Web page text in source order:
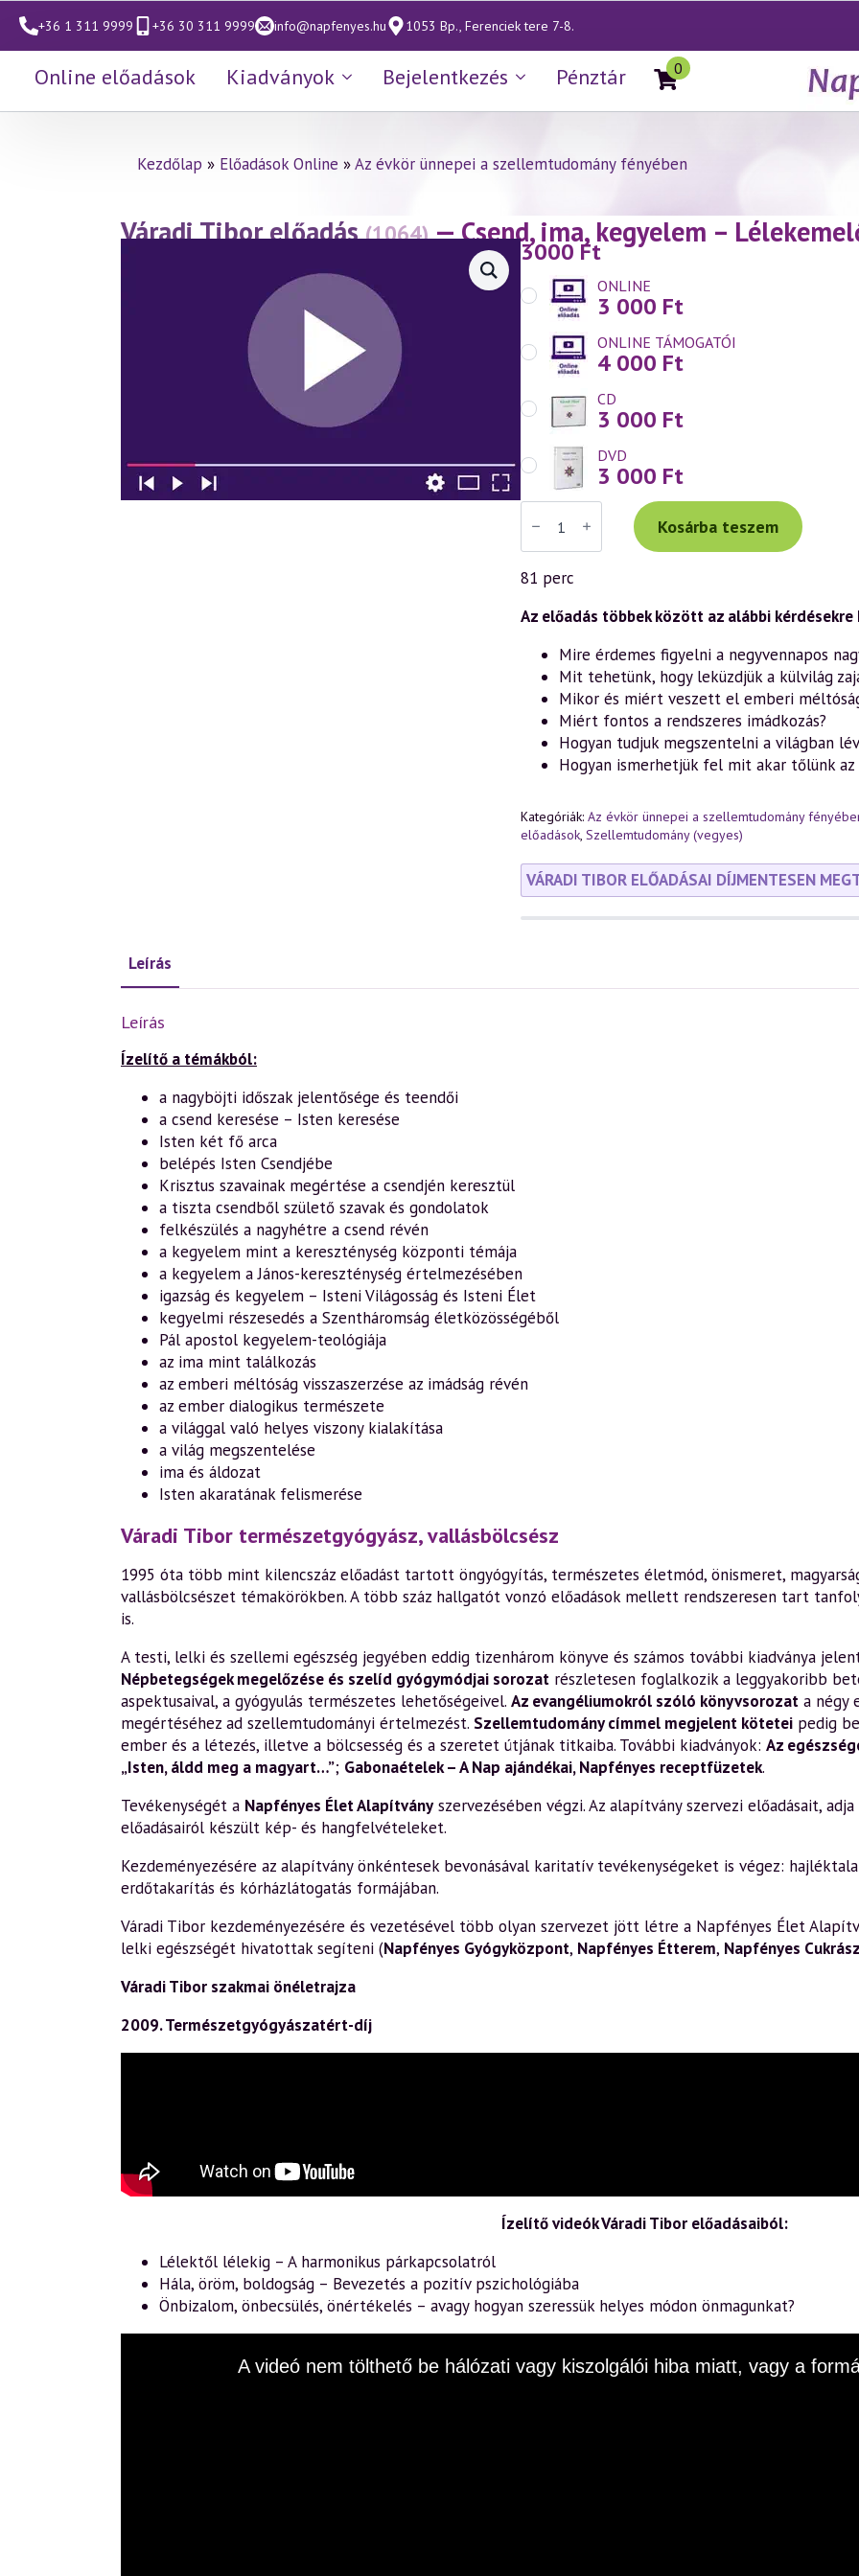
+36 1 311 9999 +36 30 311 9999 info@napfenyes.hu 1053 Bp., Ferenciek tere 7-8.
Online előadások Kiadványok Bejelentkezés Pénztár 0
Kezdőlap » Előadások Online »Az évkör ünnepei a szellemtudomány fényében
Váradi Tibor előadás (1064) — Csend, ima, kegyelem –
3000Ft
ONLINE
3 000 Ft
ONLINE TÁMOGATÓI
4 000 Ft
CD
3 000 Ft
DVD
3 000 Ft
Váradi
Tibor
előadás
(1064)
—
Csend,
kegyelem
Lélekemelő
gondolatok
(2026.03.06.)
mennyiség
Kosárba teszem
81 perc
Az előadás többek között az alábbi
Mire érdemes figyelni a negyvennapos
Mit tehetünk, hogy leküzdjük a külvilág
Mikor és miért veszett el emberi
Miért fontos a rendszeres imádkozás?
Hogyan tudjuk megszentelni a világban
Hogyan ismerhetjük fel mit akar tőlünk az
Kategóriák: Az évkör ünnepei a szellemtudomány
előadások, Szellemtudomány (vegyes)
VÁRADI TIBOR ELŐADÁSAI DÍJMENTESEN
Leírás
Leírás
Ízelítő a témákból:
a nagyböjti időszak jelentősége és teendői
a csend keresése – Isten keresése
Isten két fő arca
belépés Isten Csendjébe
Krisztus szavainak megértése a csendjén keresztül
a tiszta csendből születő szavak és gondolatok
felkészülés a nagyhétre a csend révén
a kegyelem mint a kereszténység központi témája
a kegyelem a János-kereszténység értelmezésében
igazság és kegyelem – Isteni Világosság és Isteni Élet
kegyelmi részesedés a Szentháromság életközösségéből
Pál apostol kegyelem-teológiája
az ima mint találkozás
az emberi méltóság visszaszerzése az imádság révén
az ember dialogikus természete
a világgal való helyes viszony kialakítása
a világ megszentelése
ima és áldozat
Isten akaratának felismerése
Váradi Tibor természetgyógyász, vallásbölcsész
1995 óta több mint kilencszáz előadást tartott öngyógyítás, természetes életmód, önismeret,
vallásbölcsészet témakörökben. A több száz hallgatót vonzó előadások mellett rendszeresen tart
is.
A testi, lelki és szellemi egészség jegyében eddig tizenhárom könyve és számos további kiadványa
Népbetegségek megelőzése és szelíd gyógymódjai sorozat részletesen foglalkozik a leggyakoribb
aspektusaival, a gyógyulás természetes lehetőségeivel. Az evangéliumokról szóló könyvsorozat a négy
megértéséhez ad szellemtudományi értelmezést. Szellemtudomány címmel megjelent kötetei pedig
ember és a létezés, illetve a bölcsesség és a szeretet útjának titkaiba. További kiadványok: Az
„Isten, áldd meg a magyart…”; Gabonaételek – A Nap ajándékai,Napfényes receptfüzetek.
Tevékenységét a Napfényes Élet Alapítványszervezésében végzi. Az alapítvány szervezi előadásait,
előadásairól készült kép- és hangfelvételeket.
Kezdeményezésére az alapítvány önkéntesek bevonásával karitatív tevékenységeket is végez:
erdőtakarítás és kórházlátogatás formájában.
Váradi Tibor kezdeményezésére és vezetésével több olyan szervezet jött létre a Napfényes Élet
lelki egészségét hivatottak segíteni (Napfényes Gyógyközpont, Napfényes Étterem, Napfényes
Váradi Tibor szakmai önéletrajza
2009. Természetgyógyászatért-díj
Ízelítő videók Váradi Tibor előadásaiból:
Lélektől lélekig – A harmonikus párkapcsolatról
Hála, öröm, boldogság – Bevezetés a pozitív pszichológiába
Önbizalom, önbecsülés, önértékelés – avagy hogyan szeressük helyes módon önmagunkat?
A videó nem tölthető be hálózati vagy kiszolgálói hiba miatt, vagy a